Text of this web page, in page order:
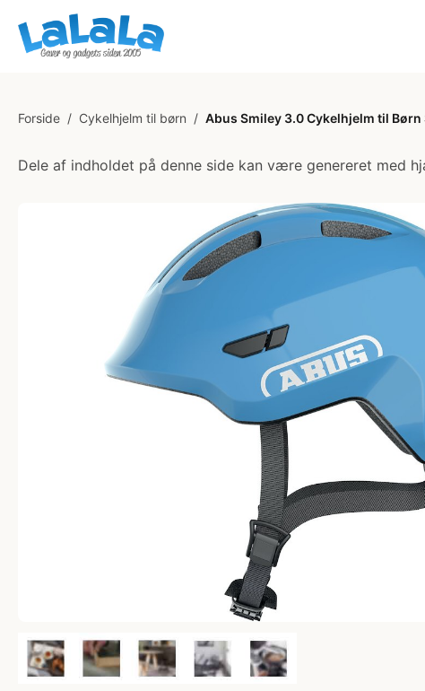
Forside / Cykelhjelm til børn / Abus Smiley 3.0 Cykelhjelm til
Dele af indholdet på denne side kan være genereret med